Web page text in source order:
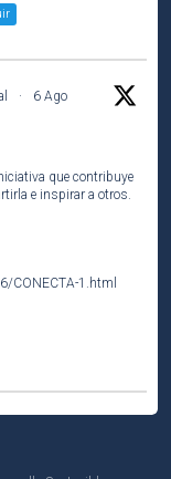
·
6 Ago
que contribuye
e inspirar a otros.
CONECTA-1.html